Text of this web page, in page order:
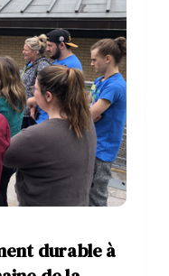
durable à